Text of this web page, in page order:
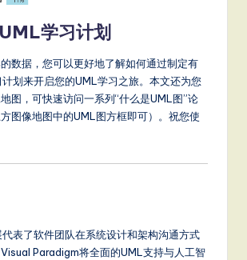
学习计划
数据，您可以更好地了解如何通过制定有
划来开启您的UML学习之旅。本文还为您
图，可快速访问一系列“什么是UML图”论
图像地图中的UML图方框即可）。祝您使
表了软件团队在系统设计和架构沟通方式
Paradigm将全面的UML支持与人工智